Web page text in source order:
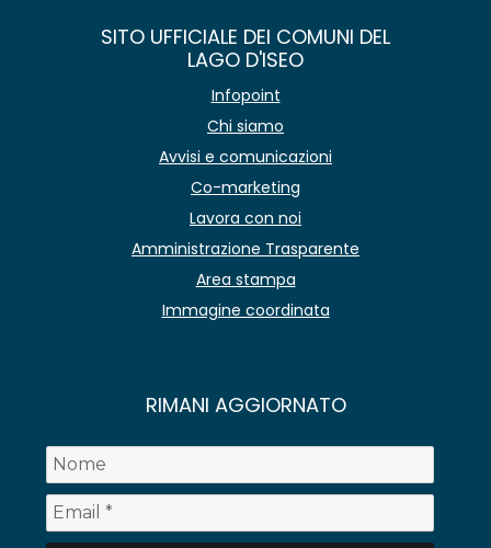
SITO UFFICIALE DEI COMUNI DEL
LAGO D'ISEO
Infopoint
Chi siamo
Avvisi e comunicazioni
Co-marketing
Lavora con noi
Amministrazione Trasparente
Area stampa
Immagine coordinata
RIMANI AGGIORNATO